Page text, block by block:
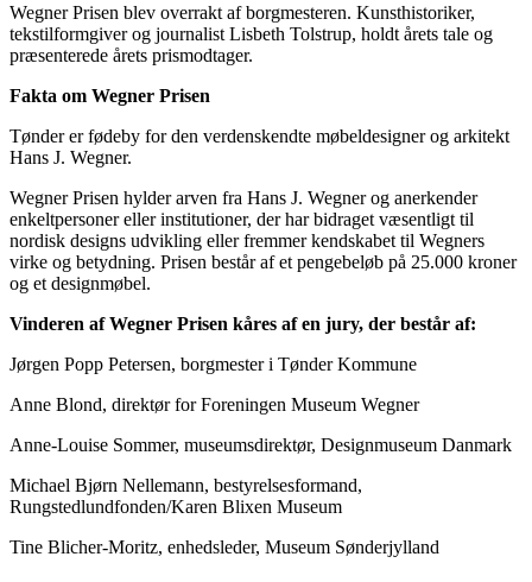
Wegner Prisen blev overrakt af borgmesteren. Kunsthistoriker,
tekstilformgiver og journalist Lisbeth Tolstrup, holdt årets tale og
præsenterede årets prismodtager.
Fakta om Wegner Prisen
Tønder er fødeby for den verdenskendte møbeldesigner og arkitekt
Hans J. Wegner.
Wegner Prisen hylder arven fra Hans J. Wegner og anerkender
enkeltpersoner eller institutioner, der har bidraget væsentligt til
nordisk designs udvikling eller fremmer kendskabet til Wegners
virke og betydning. Prisen består af et pengebeløb på 25.000 kroner
og et designmøbel.
Vinderen af Wegner Prisen kåres af en jury, der består af:
Jørgen Popp Petersen, borgmester i Tønder Kommune
Anne Blond, direktør for Foreningen Museum Wegner
Anne-Louise Sommer, museumsdirektør, Designmuseum Danmark
Michael Bjørn Nellemann, bestyrelsesformand,
Rungstedlundfonden/Karen Blixen Museum
Tine Blicher-Moritz, enhedsleder, Museum Sønderjylland